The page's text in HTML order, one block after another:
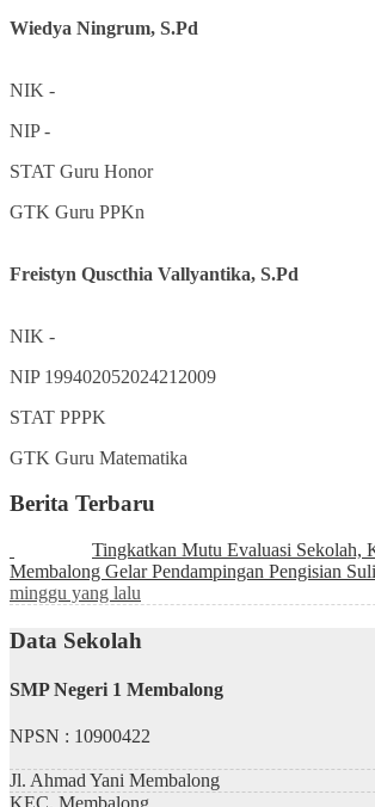
Wiedya Ningrum, S.Pd
NIK -
NIP-
STAT Guru Honor
GTK Guru PPKn
Freistyn Quscthia Vallyantika, S.Pd
NIK -
NIP 199402052024212009
STAT PPPK
GTK Guru Matematika
Berita Terbaru
Tingkatkan Mutu Evaluasi Sekolah,
Membalong Gelar Pendampingan Pengisian
minggu yang lalu
Data Sekolah
SMP Negeri 1 Membalong
NPSN : 10900422
Jl. Ahmad Yani Membalong